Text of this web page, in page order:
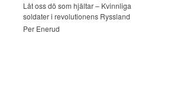
Låt oss dö som hjältar – Kvinnliga
soldater i revolutionens Ryssland
Per Enerud